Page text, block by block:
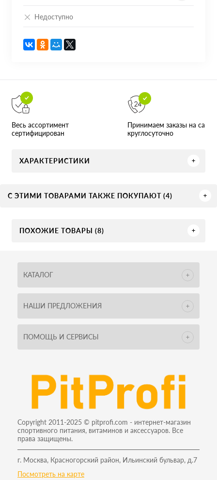
Недоступно
Весь ассортимент
сертифицирован
Принимаем заказы на сайте
круглосуточно
ХАРАКТЕРИСТИКИ
С ЭТИМИ ТОВАРАМИ ТАКЖЕ ПОКУПАЮТ (4)
ПОХОЖИЕ ТОВАРЫ (8)
КАТАЛОГ
НАШИ ПРЕДЛОЖЕНИЯ
ПОМОЩЬ И СЕРВИСЫ
Copyright 2011-2025 © pitprofi.com - интернет-магазин
спортивного питания, витаминов и аксессуаров. Все
права защищены.
г. Москва, Красногорский район, Ильинский бульвар, д.7
Посмотреть на карте